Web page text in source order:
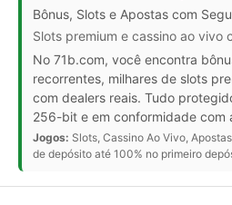
Bônus, Slots e Apostas com
Slots premium e cassino ao vivo
No 71b.com, você encontra
recorrentes, milhares de slots
com dealers reais. Tudo
256-bit e em conformidade com
Jogos: Slots, Cassino Ao Vivo,
de depósito até 100% no primeiro